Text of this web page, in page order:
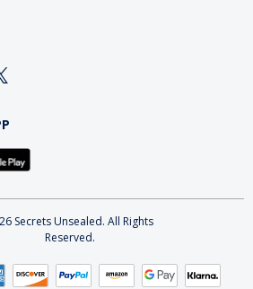
Secrets Unsealed. All Rights
Reserved.